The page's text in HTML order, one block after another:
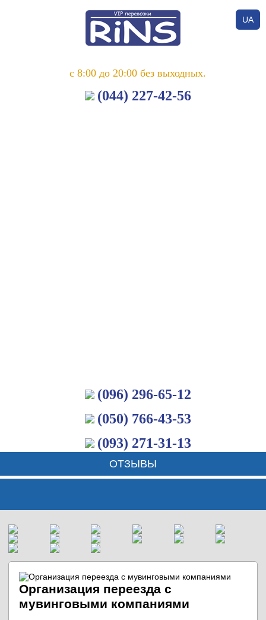
с 8:00 до 20:00 без выходных.
(044) 227-42-56
(096) 296-65-12
(050) 766-43-53
(093) 271-31-13
UA
ОТЗЫВЫ
Организация переезда с
мувинговыми компаниями